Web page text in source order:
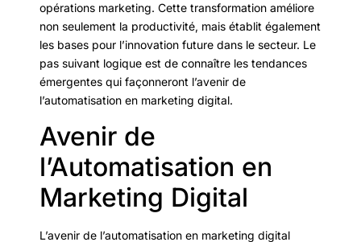
opérations marketing. Cette transformation améliore
non seulement la productivité, mais établit également
les bases pour l’innovation future dans le secteur. Le
pas suivant logique est de connaître les tendances
émergentes qui façonneront l’avenir de
l’automatisation en marketing digital.
Avenir de
l’Automatisation en
Marketing Digital
L’avenir de l’automatisation en marketing digital